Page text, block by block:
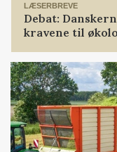
LÆSERBREVE
Debat:
kravene til